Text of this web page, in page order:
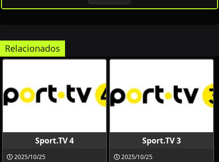
Relacionados
Sport.TV 4
2025/10/25
Sport.TV 3
2025/10/25